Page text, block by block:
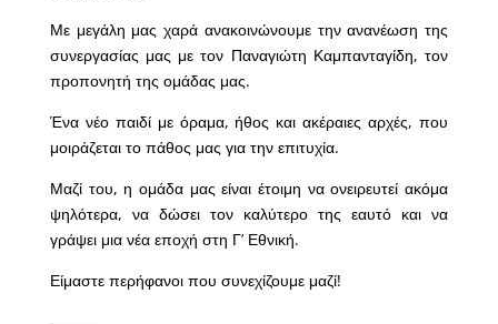
Με μεγάλη μας χαρά ανακοινώνουμε την ανανέωση της
συνεργασίας μας με τον Παναγιώτη Καμπανταγίδη, τον
προπονητή της ομάδας μας.
Ένα νέο παιδί με όραμα, ήθος και ακέραιες αρχές, που
μοιράζεται το πάθος μας για την επιτυχία.
Μαζί του, η ομάδα μας είναι έτοιμη να ονειρευτεί ακόμα
ψηλότερα, να δώσει τον καλύτερο της εαυτό και να
γράψει μια νέα εποχή στη Γ’ Εθνική.
Είμαστε περήφανοι που συνεχίζουμε μαζί!